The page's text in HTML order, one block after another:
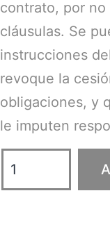
contrato, por
cláusulas. Se
instrucciones
revoque la
obligaciones, y
le imputen